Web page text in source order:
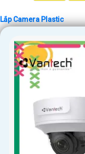
'
Lắp Camera Plastic